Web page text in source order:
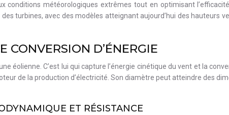
conditions météorologiques extrêmes tout en optimisant
turbines, avec des modèles atteignant aujourd’hui des hauteurs
CONVERSION D’ÉNERGIE
éolienne. C’est lui qui capture l’énergie cinétique du vent et la
de la production d’électricité. Son diamètre peut atteindre des
ET RÉSISTANCE